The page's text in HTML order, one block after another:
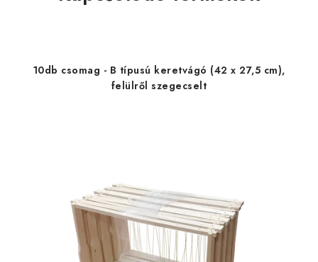
10db csomag - B típusú keretvágó (42 x 27,5 cm),
felülről szegecselt